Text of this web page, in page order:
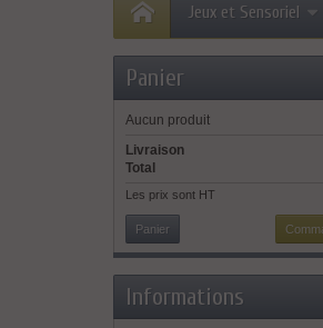
Jeux et Sensoriel
Panier
Aucun produit
Livraison
Total
Les prix sont HT
Panier
Informations